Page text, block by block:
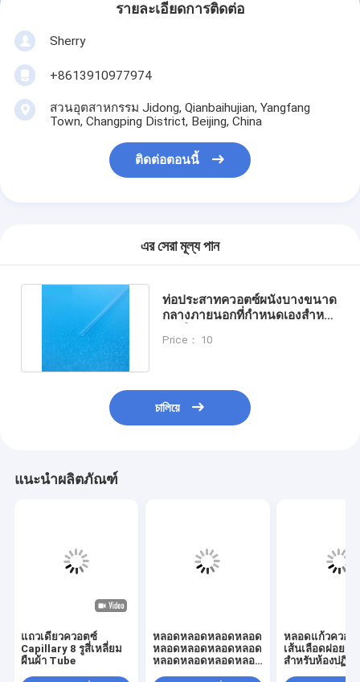
รายละเอียดการติดต่อ
Sherry
+8613910977974
สวนอุตสาหกรรม Jidong, Qianbaihujian, Yangfang
Town, Changping District, Beijing, China
ติดต่อตอนนี้
এর সেরা মূল্য পান
ท่อประสาทควอตซ์ผนังบางขนาด
กลางภายนอกที่กําหนดเองสําหรับ
Price： 10
চালিয়ে
แนะนำผลิตภัณฑ์
แถวเดี่ยวควอตซ์
Capillary 8 รูสี่เหลี่ยม
ผืนผ้า Tube
หลอดหลอดหลอดหลอด
หลอดหลอดหลอดหลอด
หลอดหลอดหลอดหลอด
หลอดแก้วควอต
เส้นเลือดฝอยสี่
สำหรับห้องปฏิบั